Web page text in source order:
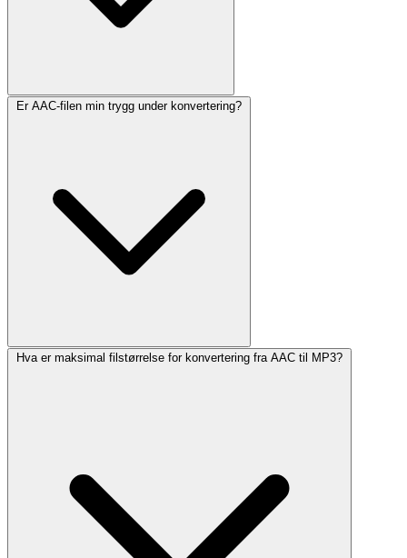
Er AAC-filen min trygg under konvertering?
Hva er maksimal filstørrelse for konvertering fra AAC til MP3?